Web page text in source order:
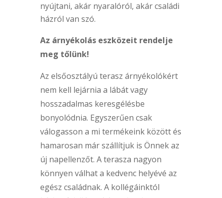
nyújtani, akár nyaralóról, akár családi
házról van szó.
Az árnyékolás eszközeit rendelje
meg tőlünk!
Az elsőosztályú terasz árnyékolókért
nem kell lejárnia a lábát vagy
hosszadalmas keresgélésbe
bonyolódnia. Egyszerűen csak
válogasson a mi termékeink között és
hamarosan már szállítjuk is Önnek az
új napellenzőt. A terasza nagyon
könnyen válhat a kedvenc helyévé az
egész családnak. A kollégáinktól